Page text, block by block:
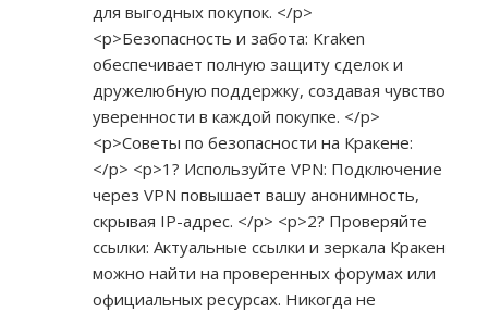
для выгодных покупок. </p>
<p>Безопасность и забота: Kraken
обеспечивает полную защиту сделок и
дружелюбную поддержку, создавая чувство
уверенности в каждой покупке. </p>
<p>Советы по безопасности на Кракене:
</p> <p>1? Используйте VPN: Подключение
через VPN повышает вашу анонимность,
скрывая IP-адрес. </p> <p>2? Проверяйте
ссылки: Актуальные ссылки и зеркала Кракен
можно найти на проверенных форумах или
официальных ресурсах. Никогда не